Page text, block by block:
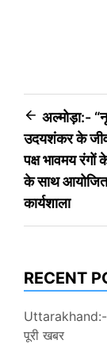
Post
अल्मोड़ा:-
उदयशंकर के
पक्ष भावमय रंगों
के साथ
कार्यशाला
RECENT
Uttarakhand:-
पूरी खबर